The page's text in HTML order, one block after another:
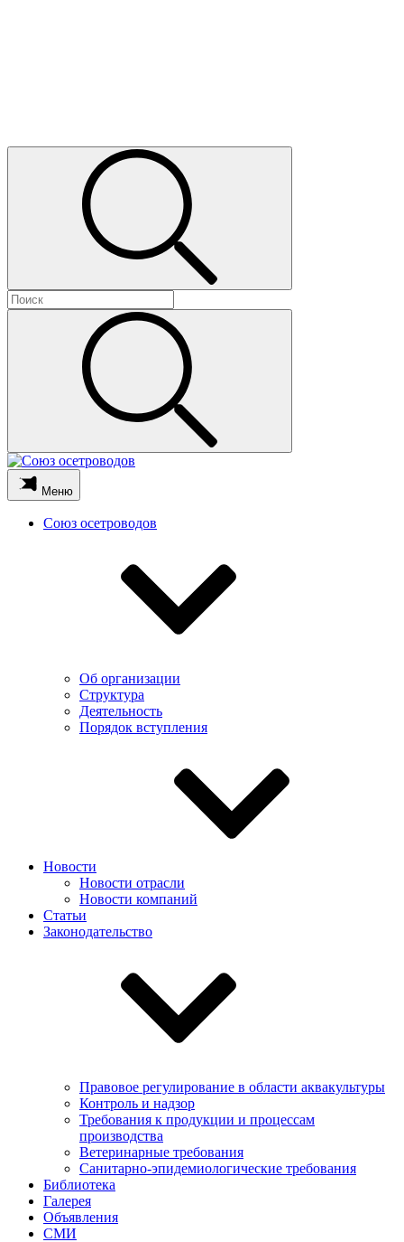
Меню
Союз осетроводов
Об организации
Структура
Деятельность
Порядок вступления
Новости
Новости отрасли
Новости компаний
Статьи
Законодательство
Правовое регулирование в области аквакультуры
Контроль и надзор
Требования к продукции и процессам
производства
Ветеринарные требования
Санитарно-эпидемиологические требования
Библиотека
Галерея
Объявления
СМИ